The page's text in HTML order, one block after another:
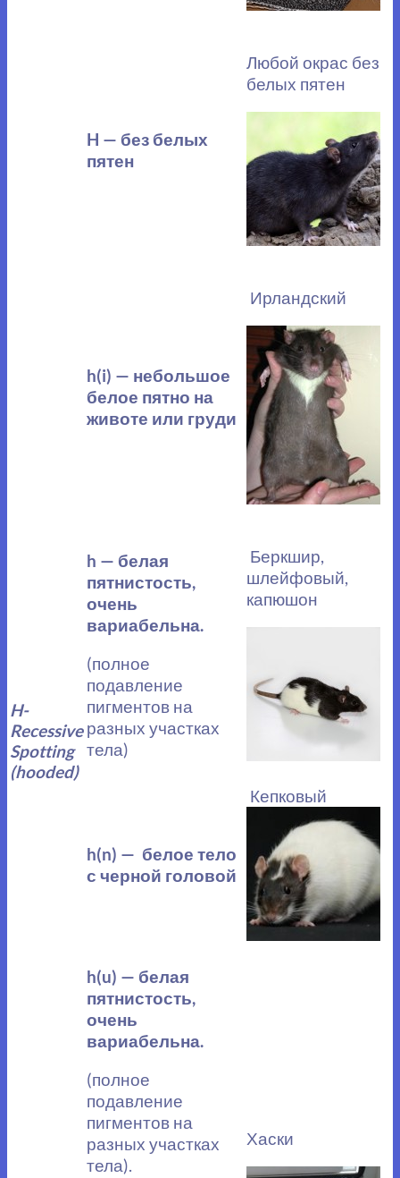
H-
Recessive
Spotting
(hooded)
H — без белых
пятен
Любой окрас без
белых пятен
h(i) — небольшое
белое пятно на
животе или груди
Ирландский
h — белая
пятнистость,
очень
вариабельна.
(полное
подавление
пигментов на
разных участках
тела)
Беркшир,
шлейфовый,
капюшон
h(n) — белое тело
с черной головой
Кепковый
h(u) — белая
пятнистость,
очень
вариабельна.
(полное
подавление
пигментов на
разных участках
тела).
Хаски